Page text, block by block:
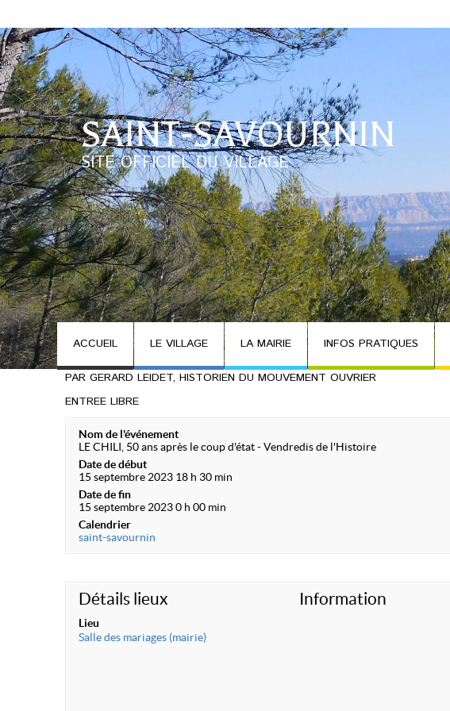
SAINT-SAVOURNIN
SITE OFFICIEL DU VILLAGE
ACCUEIL LE VILLAGE LA MAIRIE INFOS PRATIQUES
PAR GERARD LEIDET, HISTORIEN DU MOUVEMENT OUVRIER
ENTREE LIBRE
Nom de l'événement
LE CHILI, 50 ans après le coup d'état - Vendredis de l'Histoire
Date de début
15 septembre 2023 18 h 30 min
Date de fin
15 septembre 2023 0 h 00 min
Calendrier
saint-savournin
Détails lieux
Lieu
Salle des mariages (mairie)
Information